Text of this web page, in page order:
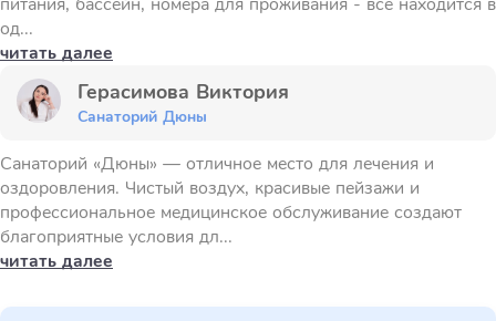
од...
читать далее
Герасимова Виктория
Санаторий Дюны
Санаторий «Дюны» — отличное место для лечения и
оздоровления. Чистый воздух, красивые пейзажи и
профессиональное медицинское обслуживание создают
благоприятные условия дл...
читать далее